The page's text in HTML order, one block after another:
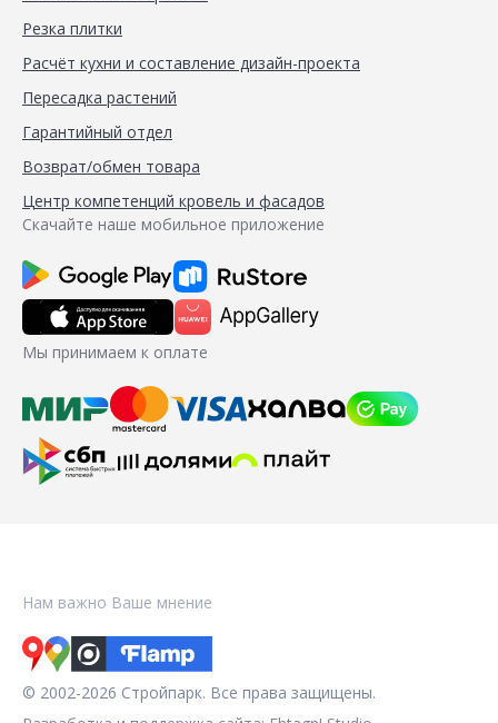
Резка плитки
Расчёт кухни и составление дизайн-проекта
Пересадка растений
Гарантийный отдел
Возврат/обмен товара
Центр компетенций кровель и фасадов
Скачайте наше мобильное приложение
Мы принимаем к оплате
Нам важно Ваше мнение
© 2002-2026 Стройпарк. Все права защищены.